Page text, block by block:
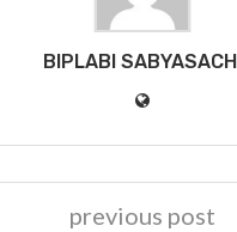
BIPLABI SABYASACHI
previous post